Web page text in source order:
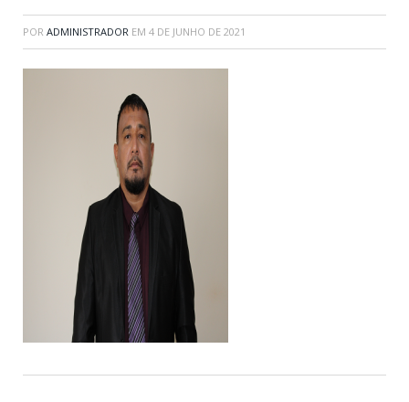
POR ADMINISTRADOR EM 4 DE JUNHO DE 2021